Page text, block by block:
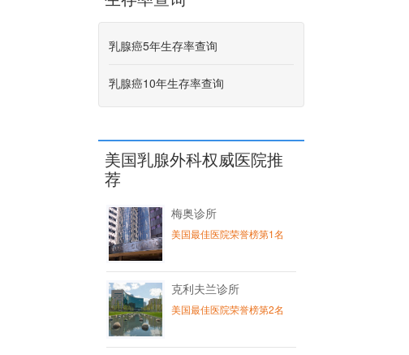
乳腺癌5年生存率查询
乳腺癌10年生存率查询
美国乳腺外科权威医院推
荐
梅奥诊所
美国最佳医院荣誉榜第1名
克利夫兰诊所
美国最佳医院荣誉榜第2名